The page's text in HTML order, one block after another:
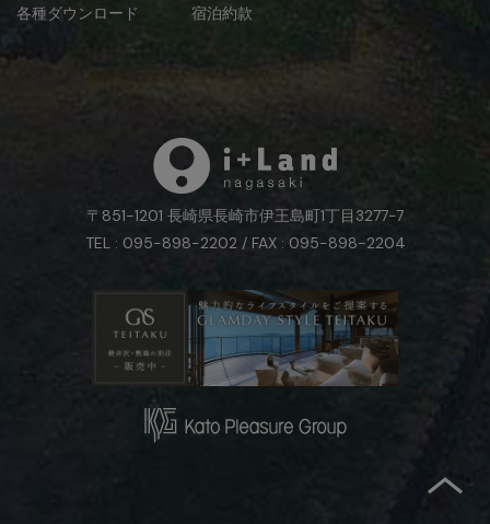
各種ダウンロード
宿泊約款
〒851-1201 長崎県長崎市伊王島町1丁目3277-7
TEL : 095-898-2202 / FAX : 095-898-2204